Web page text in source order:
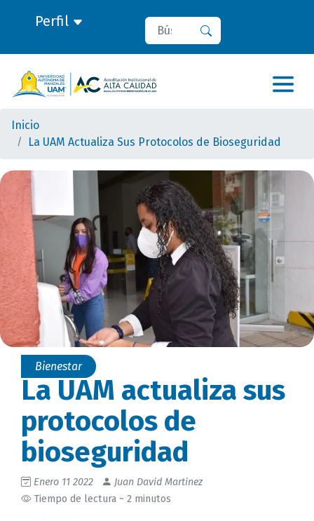
Perfil Buscar
Inicio
La UAM Actualiza Sus Protocolos de Bioseguridad
Bienestar
La UAM actualiza sus
protocolos de
bioseguridad
Enero 11 2022
Juan David Martinez
Tiempo de lectura ~ 2 minutos